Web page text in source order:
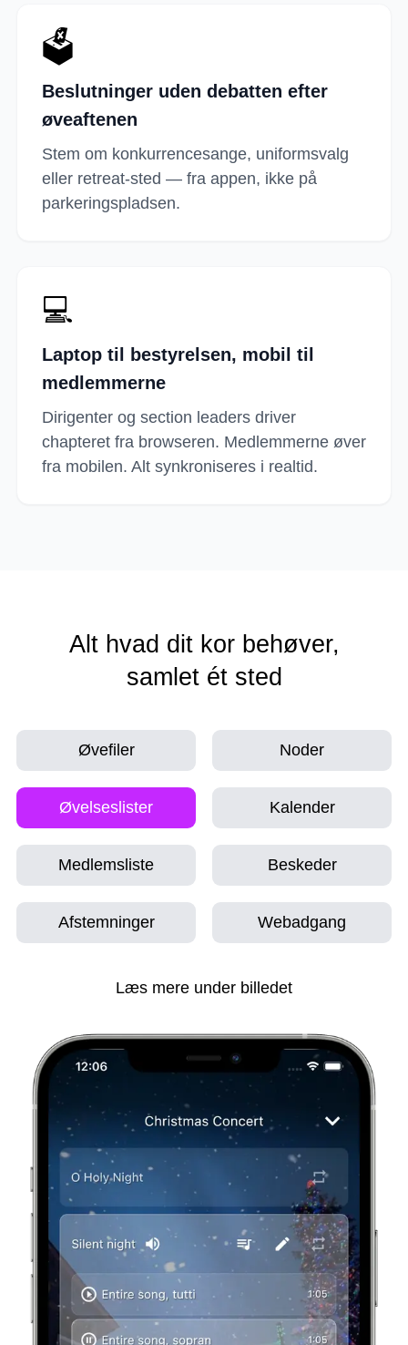
🗳️
Beslutninger uden debatten efter
øveaftenen
Stem om konkurrencesange, uniformsvalg
eller retreat-sted — fra appen, ikke på
parkeringspladsen.
💻
Laptop til bestyrelsen, mobil til
medlemmerne
Dirigenter og section leaders driver
chapteret fra browseren. Medlemmerne øver
fra mobilen. Alt synkroniseres i realtid.
Alt hvad dit kor behøver,
samlet ét sted
Øvefiler Noder
Øvelseslister Kalender
Medlemsliste Beskeder
Afstemninger Webadgang
Læs mere under billedet